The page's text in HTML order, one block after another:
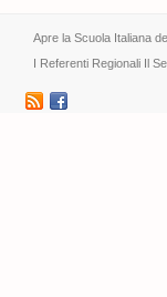
Apre la Scuola Italiana
I Referenti Regionali Il